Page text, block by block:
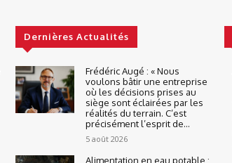
Dernières Actualités
Frédéric Augé : « Nous
voulons bâtir une entreprise
où les décisions prises au
siège sont éclairées par les
réalités du terrain. C’est
précisément l’esprit de...
5 août 2026
Alimentation en eau potable :